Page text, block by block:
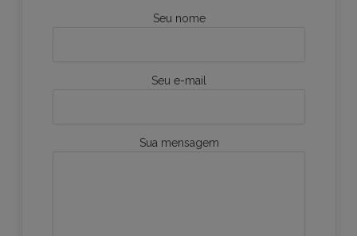
Seu nome
Seu e-mail
Sua mensagem